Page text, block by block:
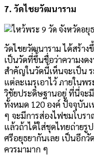
7. วัดไชยวัฒนาราม
วัดไชยวัฒนาราม ได้สร้าง
เป็นวัดที่ขึ้นชื่อว่าความงด
สำคัญในวัดนี้เห็นจะเป็น
แต่ละเมรุเอาไว้ ภายใน
วิชัยประดิษฐานอยู่ ที่นี่จะ
ทั้งหมด 120 องค์ ปัจจุบัน
ๆ จะมีการส่องไฟชมโบร
แล้วถ้าได้ใส่ชุดไทยถ่ายรู
ศรีอยุธยากันเลย เป็นอีก
ควรมามาก ๆ